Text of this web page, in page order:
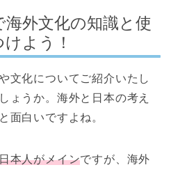
外文化の知識と使
よう！
文化についてご紹介いたし
ょうか。海外と日本の考え
面白いですよね。
本人がメインですが、海外